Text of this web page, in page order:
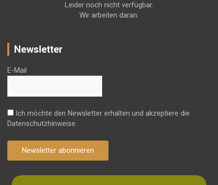
Leider noch nicht verfügbar.
Wir arbeiten daran.
Newsletter
E-Mail
Ich möchte den Newsletter erhalten und akzeptiere die
Datenschutzhinweise.
Newsletter abonnieren